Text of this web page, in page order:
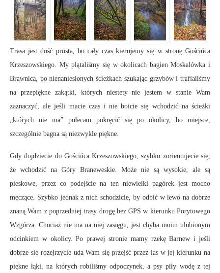
Trasa jest dość prosta, bo cały czas kierujemy się w stronę Gościńca
Krzeszowskiego. My plątaliśmy się w okolicach bagien Moskalówka i
Brawnica, po nienaniesionych ścieżkach szukając grzybów i trafialiśmy
na przepiękne zakątki, których niestety nie jestem w stanie Wam
zaznaczyć, ale jeśli macie czas i nie boicie się wchodzić na ścieżki
„których nie ma” polecam pokręcić się po okolicy, bo miejsce,
szczególnie bagna są niezwykle piękne.
Gdy dojdziecie do Gościńca Krzeszowskiego, szybko zorientujecie się,
że wchodzić na Góry Braneweskie. Może nie są wysokie, ale są
pieskowe, przez co podejście na ten niewielki pagórek jest mocno
męczące. Szybko jednak z nich schodzicie, by odbić w lewo na dobrze
znaną Wam z poprzedniej trasy drogę bez GPS w kierunku Porytowego
Wzgórza. Chociaż nie ma na niej zasięgu, jest chyba moim ulubionym
odcinkiem w okolicy. Po prawej stronie mamy rzekę Barnew i jeśli
dobrze się rozejrzycie uda Wam się przejść przez las w jej kierunku na
piękne łąki, na których robiliśmy odpoczynek, a psy piły wodę z tej